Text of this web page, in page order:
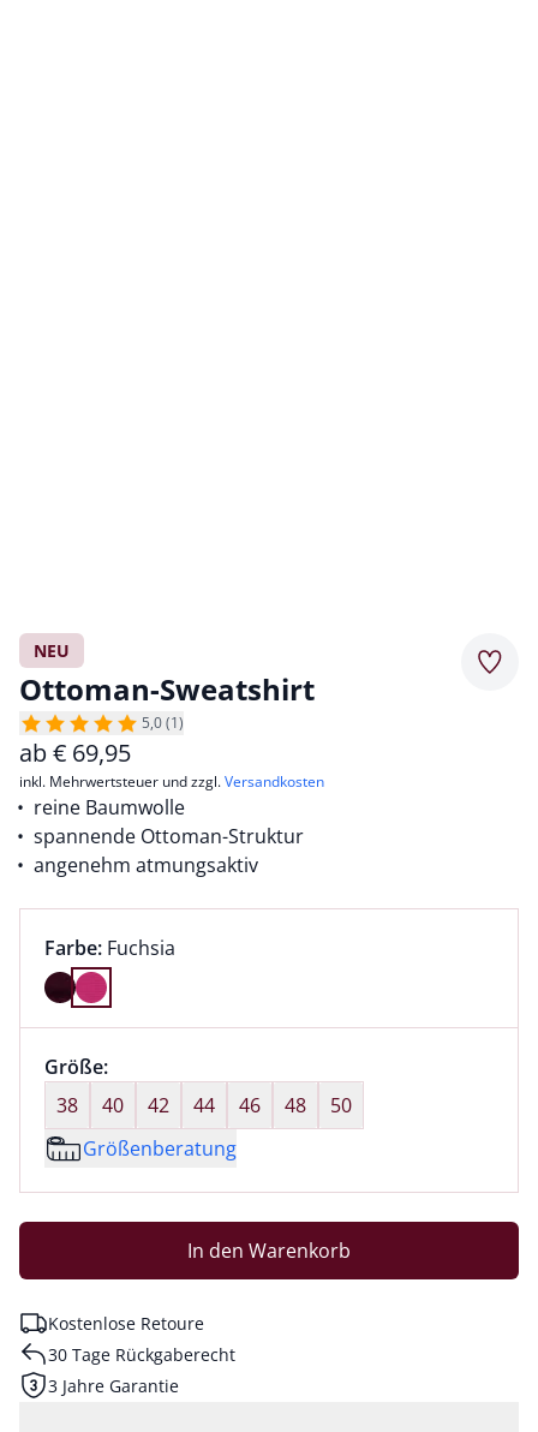
NEU
Ottoman-Sweatshirt
5,0 (1)
ab€ 69,95
inkl. Mehrwertsteuer und zzgl.Versandkosten
reine Baumwolle
spannende Ottoman-Struktur
angenehm atmungsaktiv
Farbauswahl:
Farbe: aktuell ausgewählt:
Fuchsia
Farbe Fuchsia ausgewählt
Größenauswahl:
Größe:nichts ausgewählt
38
40 42 44 46 48
50
Größenberatung
In den Warenkorb
Kostenlose Retoure
30 Tage Rückgaberecht
3 Jahre Garantie